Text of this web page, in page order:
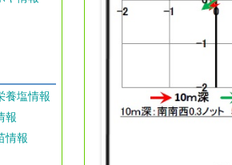
養塩情報
報
情報